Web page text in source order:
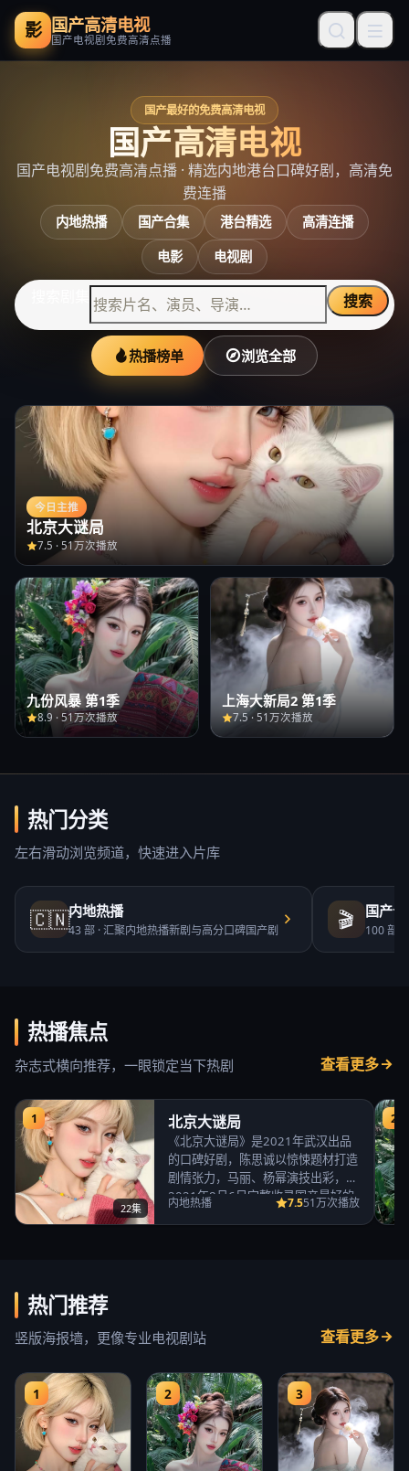
影 国产高清电视
国产电视剧免费高清点播
国产最好的免费高清电视
国产高清电视
国产电视剧免费高清点播 · 精选内地港台口碑好剧，高清免
费连播
内地热播 国产合集 港台精选
高清连播
电影
电视剧
搜索
热播榜单 浏览全部
今日主推
北京大谜局
7.5 · 51万次播放
九份风暴 第1季
8.9 · 51万次播放
上海大新局2 第1季
7.5· 51万次播放
热门分类
左右滑动浏览频道，快速进入片库
🇨🇳内地热播
43部 ·汇聚内地热播新剧与高分口碑国产剧 🎬 国产
100部 ·
热播焦点
杂志式横向推荐，一眼锁定当下热剧 查看更多
1
22集
北京大谜局
《北京大谜局》是2021年武汉出品
的口碑好剧，陈思诚以惊悚题材打造
剧情张力，马丽、杨幂演技出彩，
2021年8月6日完整收录国产最好的
内地热播 7.551万次播放
2
热门推荐
竖版海报墙，更像专业电视剧站 查看更多
1 2 3